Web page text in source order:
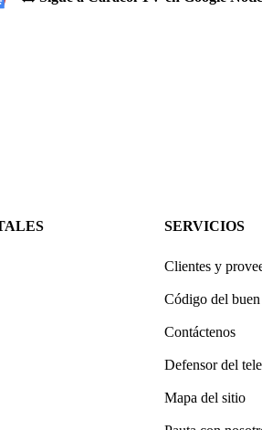
SERVICIOS
Clientes y
Código del
Contáctenos
Defensor del
Mapa del sitio